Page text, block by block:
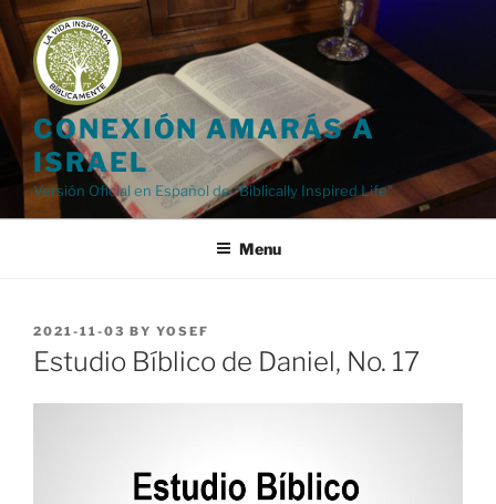
Skip
to
content
CONEXIÓN AMARÁS A
ISRAEL
Versión Oficial en Español de "Biblically Inspired Life"
Menu
POSTED
ON
2021-11-03 BY YOSEF
Estudio Bíblico de Daniel, No. 17